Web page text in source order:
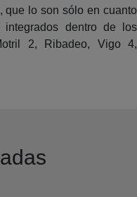
que lo son sólo en cuanto
dentro de los
2, Ribadeo, Vigo 4,